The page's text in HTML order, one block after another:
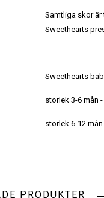
Samtliga skor är
Sweethearts
Sweethearts
storlek 3-6 mån
storlek 6-12
PRODUKTER